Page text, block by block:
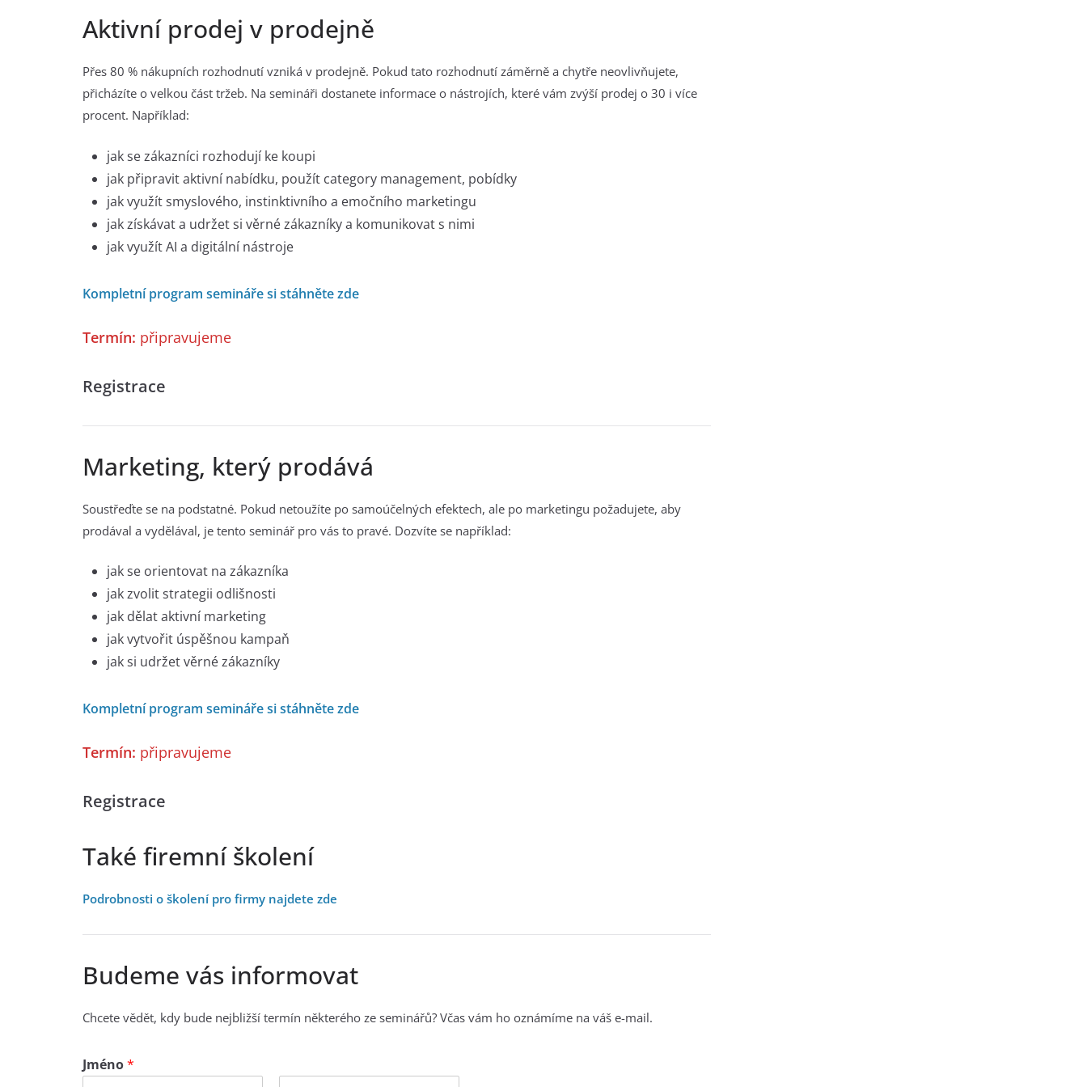
Aktivní prodej v prodejně
Přes 80 % nákupních rozhodnutí vzniká v prodejně. Pokud tato rozhodnutí záměrně a chytře neovlivňujete,
přicházíte o velkou část tržeb. Na semináři dostanete informace o nástrojích, které vám zvýší prodej o 30 i více
procent. Například:
jak se zákazníci rozhodují ke koupi
jak připravit aktivní nabídku, použít category management, pobídky
jak využít smyslového, instinktivního a emočního marketingu
jak získávat a udržet si věrné zákazníky a komunikovat s nimi
jak využít AI a digitální nástroje
Kompletní program semináře si stáhněte zde
Termín: připravujeme
Registrace
Marketing, který prodává
Soustřeďte se na podstatné. Pokud netoužíte po samoúčelných efektech, ale po marketingu požadujete, aby
prodával a vydělával, je tento seminář pro vás to pravé. Dozvíte se například:
jak se orientovat na zákazníka
jak zvolit strategii odlišnosti
jak dělat aktivní marketing
jak vytvořit úspěšnou kampaň
jak si udržet věrné zákazníky
Kompletní program semináře si stáhněte zde
Termín: připravujeme
Registrace
Také firemní školení
Podrobnosti o školení pro firmy najdete zde
Budeme vás informovat
Chcete vědět, kdy bude nejbližší termín některého ze seminářů? Včas vám ho oznámíme na váš e-mail.
Jméno*